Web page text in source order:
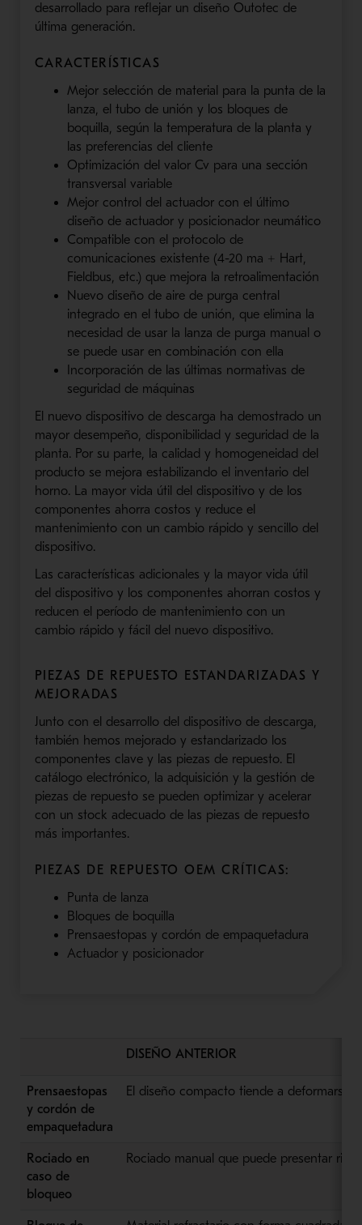
desarrollado para reflejar un diseño Outotec de
última generación.
CARACTERÍSTICAS
Mejor selección de material para la punta de la
lanza, el tubo de unión y los bloques de
boquilla, según la temperatura de la planta y
las preferencias del cliente
Optimización del valor Cv para una sección
transversal variable
Mejor control del actuador con el último
diseño de actuador y posicionador neumático
Compatible con el protocolo de
comunicaciones existente (4-20 ma + Hart,
Fieldbus, etc.) que mejora la retroalimentación
Nuevo diseño de aire de purga central
integrado en el tubo de unión, que elimina la
necesidad de usar la lanza de purga manual o
se puede usar en combinación con ella
Incorporación de las últimas normativas de
seguridad de máquinas
El nuevo dispositivo de descarga ha demostrado un
mayor desempeño, disponibilidad y seguridad de la
planta. Por su parte, la calidad y homogeneidad del
producto se mejora estabilizando el inventario del
horno. La mayor vida útil del dispositivo y de los
componentes ahorra costos y reduce el
mantenimiento con un cambio rápido y sencillo del
dispositivo.
Las características adicionales y la mayor vida útil
del dispositivo y los componentes ahorran costos y
reducen el período de mantenimiento con un
cambio rápido y fácil del nuevo dispositivo.
PIEZAS DE REPUESTO ESTANDARIZADAS Y
MEJORADAS
Junto con el desarrollo del dispositivo de descarga,
también hemos mejorado y estandarizado los
componentes clave y las piezas de repuesto. El
catálogo electrónico, la adquisición y la gestión de
piezas de repuesto se pueden optimizar y acelerar
con un stock adecuado de las piezas de repuesto
más importantes.
PIEZAS DE REPUESTO OEM CRÍTICAS:
Punta de lanza
Bloques de boquilla
Prensaestopas y cordón de empaquetadura
Actuador y posicionador
DISEÑO ANTERIOR
Prensaestopas
y cordón de
empaquetadura
El diseño compacto tiende a deformarse
Rociado en
caso de
bloqueo
Rociado manual que puede presentar